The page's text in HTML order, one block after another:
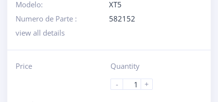
Modelo:
XT5
Numero de Parte :
582152
view all details
Price
Quantity
-
+